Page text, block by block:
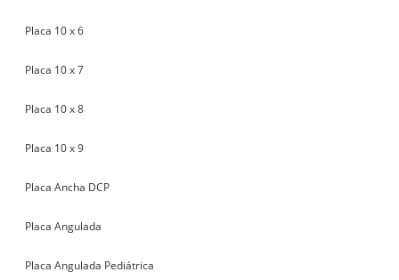
Placa 10 x 6
Placa 10 x 7
Placa 10 x 8
Placa 10 x 9
Placa Ancha DCP
Placa Angulada
Placa Angulada Pediátrica